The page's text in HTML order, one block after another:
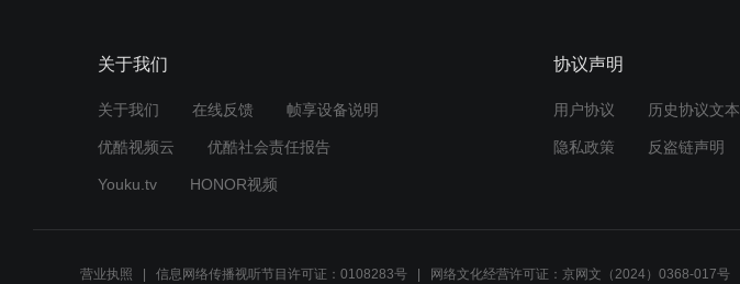
关于我们
关于我们 在线反馈 帧享设备说明
优酷视频云 优酷社会责任报告
Youku.tv HONOR视频
协议声明
用户协议 历史协议文本
隐私政策 反盗链声明
营业执照 信息网络传播视听节目许可证：0108283号 网络文化经营许可证：京网文（2024）0368-017号